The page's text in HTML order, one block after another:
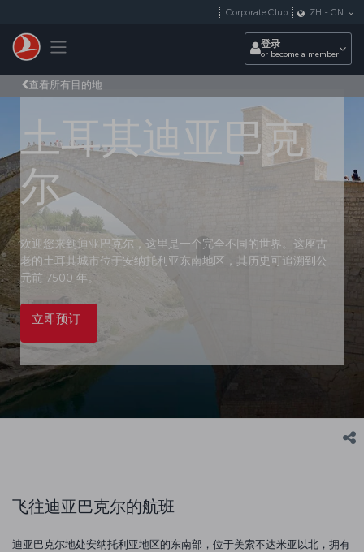
Toggle navigation
Corporate Club ZH - CN
登录
or become a member
查看所有目的地
土耳其迪亚巴克
尔
欢迎您来到迪亚巴克尔，这里是一个完全不同的世界。这座古
老的土耳其城市位于安纳托利亚东南地区，其历史可追溯到公
元前 7500 年。
立即预订
飞往迪亚巴克尔的航班
迪亚巴克尔地处安纳托利亚地区的东南部，位于美索不达米亚以北，拥有